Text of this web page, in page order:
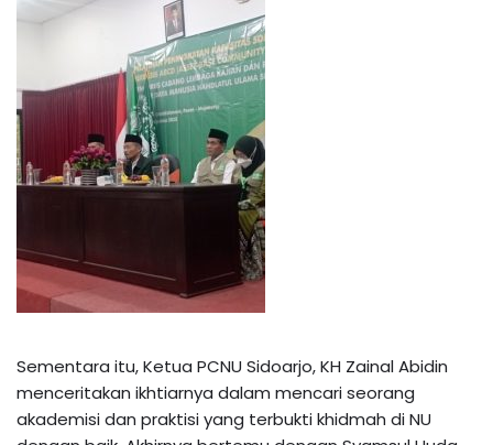
Sementara itu, Ketua PCNU Sidoarjo, KH Zainal Abidin
menceritakan ikhtiarnya dalam mencari seorang
akademisi dan praktisi yang terbukti khidmah di NU